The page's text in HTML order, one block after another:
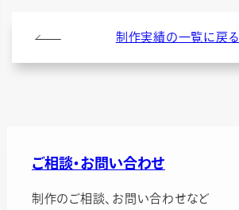
制作実績の一覧に戻る
ご相談・お問い合わせ
制作のご相談、お問い合わせなど